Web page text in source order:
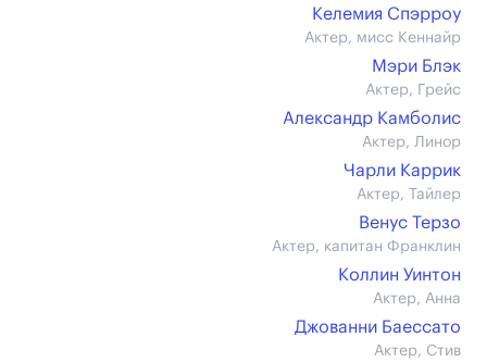
Келемия Спэрроу
Актер, мисс Кеннайр
Мэри Блэк
Актер, Грейс
Александр Камболис
Актер, Линор
Чарли Каррик
Актер, Тайлер
Венус Терзо
Актер, капитан Франклин
Коллин Уинтон
Актер, Анна
Джованни Баессато
Актер, Стив